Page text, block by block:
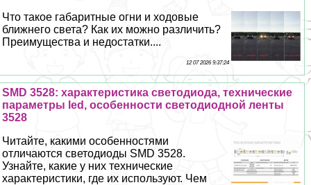
Что такое габаритные огни и ходовые
ближнего света? Как их можно различить?
Преимущества и недостатки....
12 07 2026 9:37:24
SMD 3528: хаpaктеристика светодиода, технические
параметры led, особенности светодиодной ленты
3528
Читайте, какими особенностями
отличаются светодиоды SMD 3528.
Узнайте, какие у них технические
хаpaктеристики, где их используют. Чем